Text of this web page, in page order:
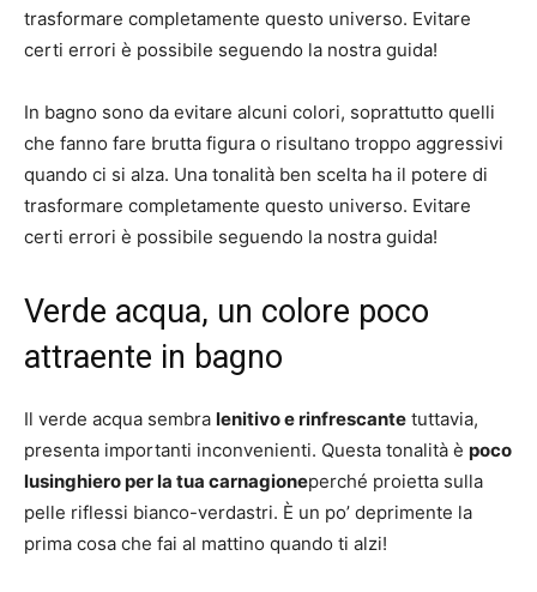
trasformare completamente questo universo. Evitare
certi errori è possibile seguendo la nostra guida!
In bagno sono da evitare alcuni colori, soprattutto quelli
che fanno fare brutta figura o risultano troppo aggressivi
quando ci si alza. Una tonalità ben scelta ha il potere di
trasformare completamente questo universo. Evitare
certi errori è possibile seguendo la nostra guida!
Verde acqua, un colore poco
attraente in bagno
Il verde acqua sembra lenitivo e rinfrescante tuttavia,
presenta importanti inconvenienti. Questa tonalità è poco
lusinghiero per la tua carnagioneperché proietta sulla
pelle riflessi bianco-verdastri. È un po’ deprimente la
prima cosa che fai al mattino quando ti alzi!